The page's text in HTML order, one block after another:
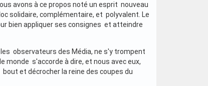
avons à ce propos noté un esprit nouveau
solidaire, complémentaire, et polyvalent. Le
bien appliquer ses consignes et atteindre
observateurs des Média, ne s'y trompent
monde s'accorde à dire, et nous avec eux,
et décrocher la reine des coupes du